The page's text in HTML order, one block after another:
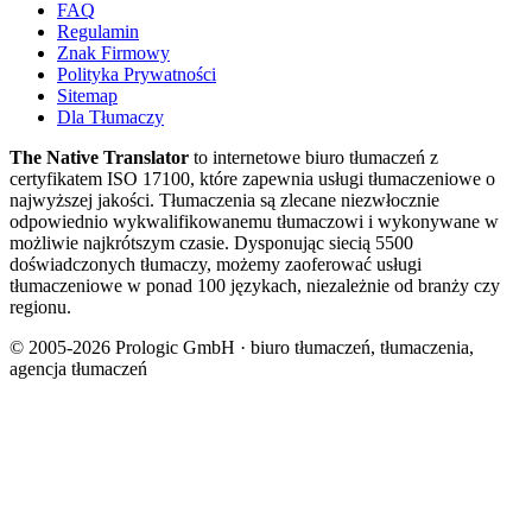
FAQ
Regulamin
Znak Firmowy
Polityka Prywatności
Sitemap
Dla Tłumaczy
The Native Translator to internetowe biuro tłumaczeń z
certyfikatem ISO 17100, które zapewnia usługi tłumaczeniowe o
najwyższej jakości. Tłumaczenia są zlecane niezwłocznie
odpowiednio wykwalifikowanemu tłumaczowi i wykonywane w
możliwie najkrótszym czasie. Dysponując siecią 5500
doświadczonych tłumaczy, możemy zaoferować usługi
tłumaczeniowe w ponad 100 językach, niezależnie od branży czy
regionu.
© 2005-2026 Prologic GmbH · biuro tłumaczeń, tłumaczenia,
agencja tłumaczeń